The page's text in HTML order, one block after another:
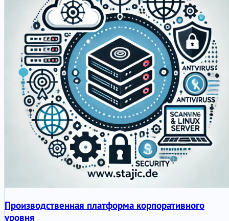
Производственная платформа корпоративного
уровня